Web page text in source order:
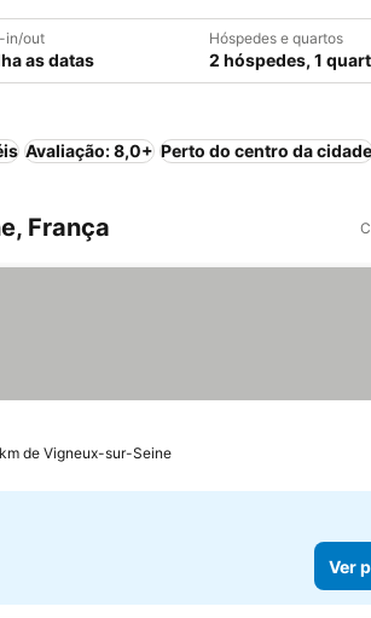
in/out
as datas
Hóspedes e quartos
2 hóspedes, 1
Avaliação: 8,0+ Perto do centro da
França
de Vigneux-sur-Seine
Ver